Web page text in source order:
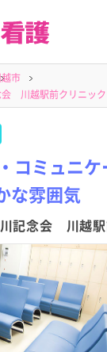
市
会 川越駅前クリニック
コミュニケ
な雰囲気
記念会 川越